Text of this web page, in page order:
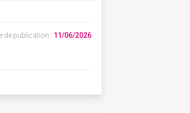
de publication : 11/06/2026